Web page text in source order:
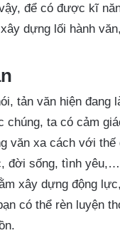
để có được kĩ
dựng lối hành
tản văn hiện
chúng, ta có cảm
văn xa cách với
đời sống, tình
xây dựng động
có thể rèn luyện